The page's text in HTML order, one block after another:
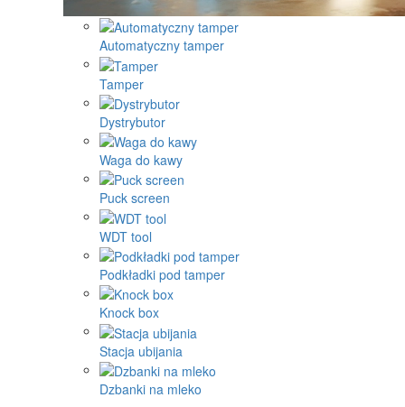
Automatyczny tamper
Tamper
Dystrybutor
Waga do kawy
Puck screen
WDT tool
Podkładki pod tamper
Knock box
Stacja ubijania
Dzbanki na mleko